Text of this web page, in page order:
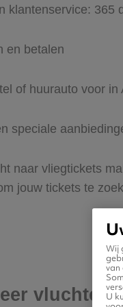
klantenservice: 365
en betalen
of huurauto voor in
speciale
naar vliegtickets
jouw tickets te
vluchten
Wij
van
U